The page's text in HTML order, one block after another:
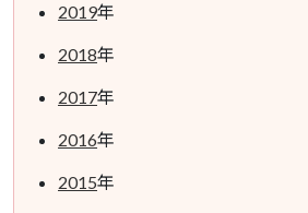
2019年
2018年
2017年
2016年
2015年